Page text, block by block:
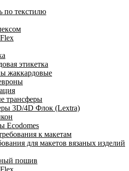
по текстилю
этикетка
жаккардовые
трансферы
3D/4D Флок (Lextra)
Ecodomes
к макетам
для макетов вязаных изделий
пошив